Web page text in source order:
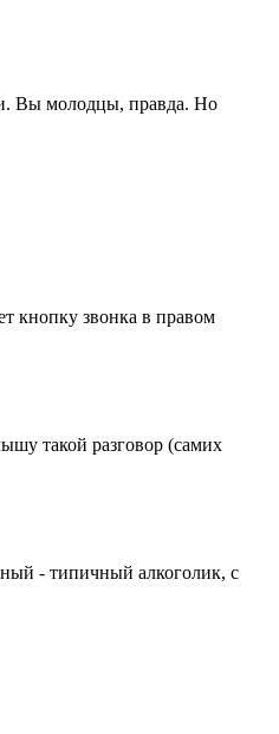
Вы молодцы, правда. Но
кнопку звонка в правом
такой разговор (самих
- типичный алкоголик, с